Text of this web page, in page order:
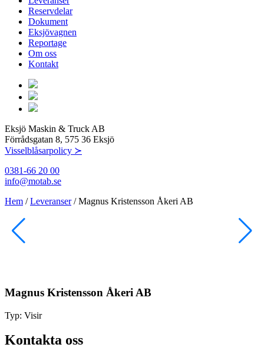
Reservdelar
Dokument
Eksjövagnen
Reportage
Om oss
Kontakt
Eksjö Maskin & Truck AB
Förrådsgatan 8, 575 36 Eksjö
Visselblåsarpolicy ≻
0381-66 20 00
info@motab.se
Hem /Leveranser/Magnus Kristensson Åkeri AB
Magnus Kristensson Åkeri AB
Typ: Visir
Kontakta oss